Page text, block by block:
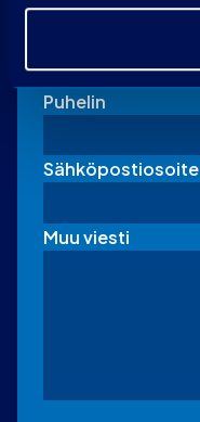
Puhelin
Sähköpostiosoite
Muu viesti